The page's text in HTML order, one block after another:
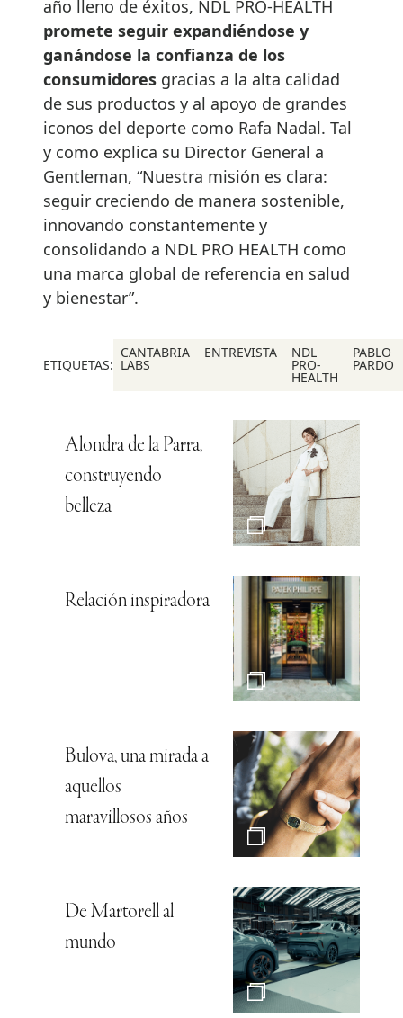
año lleno de éxitos, NDL PRO-HEALTH
promete seguir expandiéndose y
ganándose la confianza de los
consumidores gracias a la alta calidad
de sus productos y al apoyo de grandes
iconos del deporte como Rafa Nadal. Tal
y como explica su Director General a
Gentleman, “Nuestra misión es clara:
seguir creciendo de manera sostenible,
innovando constantemente y
consolidando a NDL PRO HEALTH como
una marca global de referencia en salud
y bienestar”.
ETIQUETAS:
CANTABRIA
LABS
ENTREVISTA NDL
PRO-
HEALTH
PABLO
PARDO
Alondra de la Parra,
construyendo
belleza
Relación inspiradora
Bulova, una mirada a
aquellos
maravillosos años
De Martorell al
mundo